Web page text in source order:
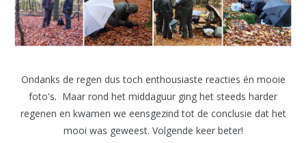
Ondanks de regen dus toch enthousiaste reacties én mooie
foto's. Maar rond het middaguur ging het steeds harder
regenen en kwamen we eensgezind tot de conclusie dat het
mooi was geweest. Volgende keer beter!